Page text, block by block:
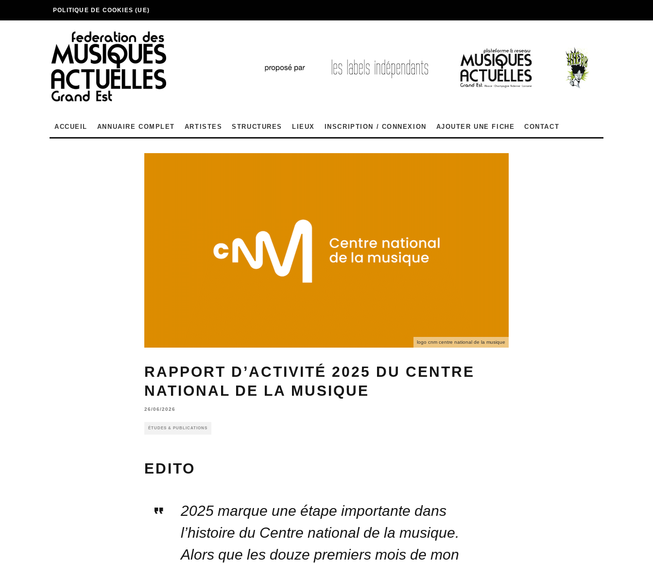
POLITIQUE DE COOKIES (UE)
ACCUEIL ANNUAIRE COMPLET ARTISTES STRUCTURES LIEUX INSCRIPTION / CONNEXION AJOUTER UNE FICHE CONTACT
logo cnm centre national de la musique
RAPPORT D’ACTIVITÉ 2025 DU CENTRE
NATIONAL DE LA MUSIQUE
26/06/2026
ÉTUDES & PUBLICATIONS
EDITO
2025 marque une étape importante dans
l’histoire du Centre national de la musique.
Alors que les douze premiers mois de mon